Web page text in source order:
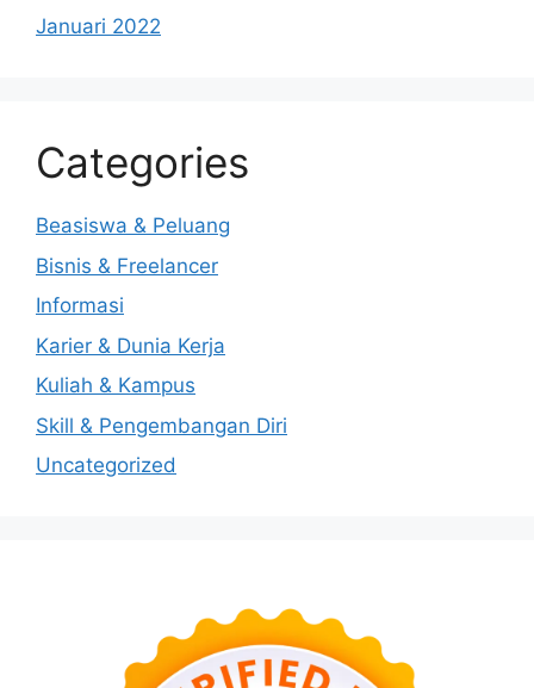
Januari 2022
Categories
Beasiswa & Peluang
Bisnis & Freelancer
Informasi
Karier & Dunia Kerja
Kuliah & Kampus
Skill & Pengembangan Diri
Uncategorized